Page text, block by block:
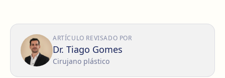
ARTÍCULO REVISADO POR
Dr. Tiago Gomes
Cirujano plástico